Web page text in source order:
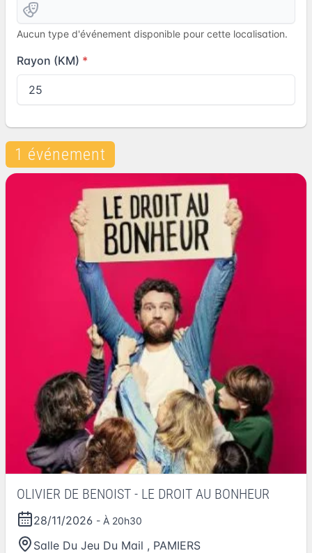
Aucun type d'événement disponible pour cette localisation.
Rayon (KM)
1 événement
OLIVIER DE BENOIST - LE DROIT AU BONHEUR
28/11/2026 - À 20h30
Salle Du Jeu Du Mail , PAMIERS